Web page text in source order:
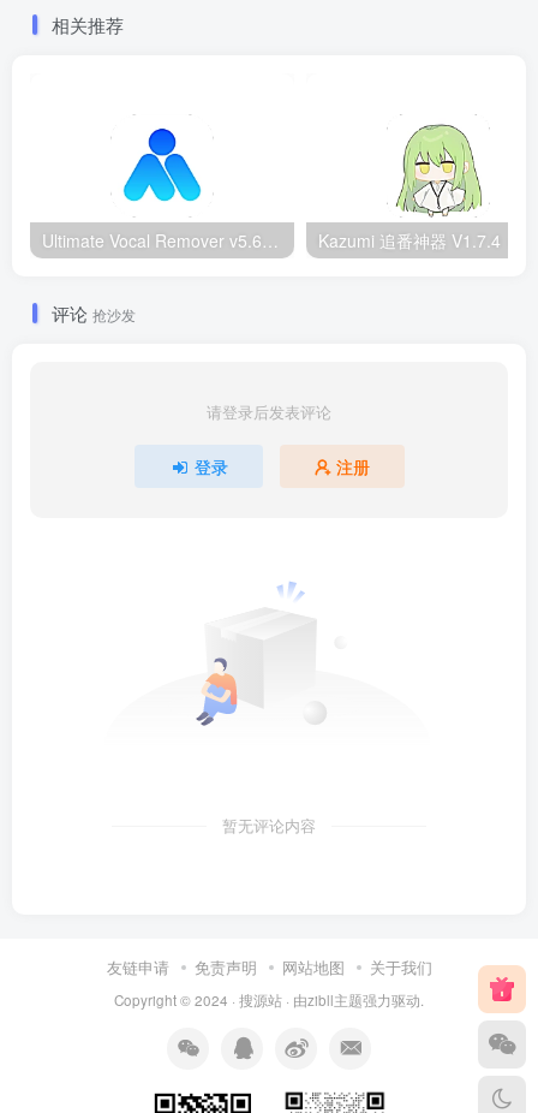
相关推荐
Ultimate Vocal Remover v5.6.0汉化版：一键人声分离工具
评论 抢沙发
请登录后发表评论
登录 注册
暂无评论内容
友链申请 免责声明 网站地图 关于我们
Copyright © 2024 · 搜源站 · 由zibll主题强力驱动.